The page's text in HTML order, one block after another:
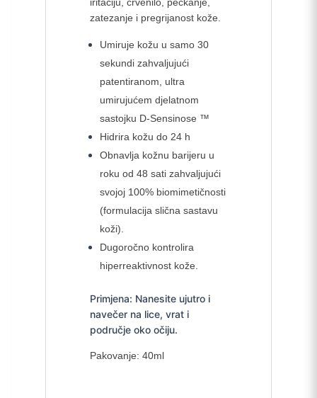
zatezanje i pregrijanost kože.
Umiruje kožu u samo 30
sekundi zahvaljujući
patentiranom, ultra
umirujućem djelatnom
sastojku D-Sensinose ™
Hidrira kožu do 24 h
Obnavlja kožnu barijeru u
roku od 48 sati zahvaljujući
svojoj 100% biomimetičnosti
(formulacija slična sastavu
koži).
Dugoročno kontrolira
hiperreaktivnost kože.
Primjena: Nanesite ujutro i
navečer na lice, vrat i
područje oko očiju.
Pakovanje: 40ml